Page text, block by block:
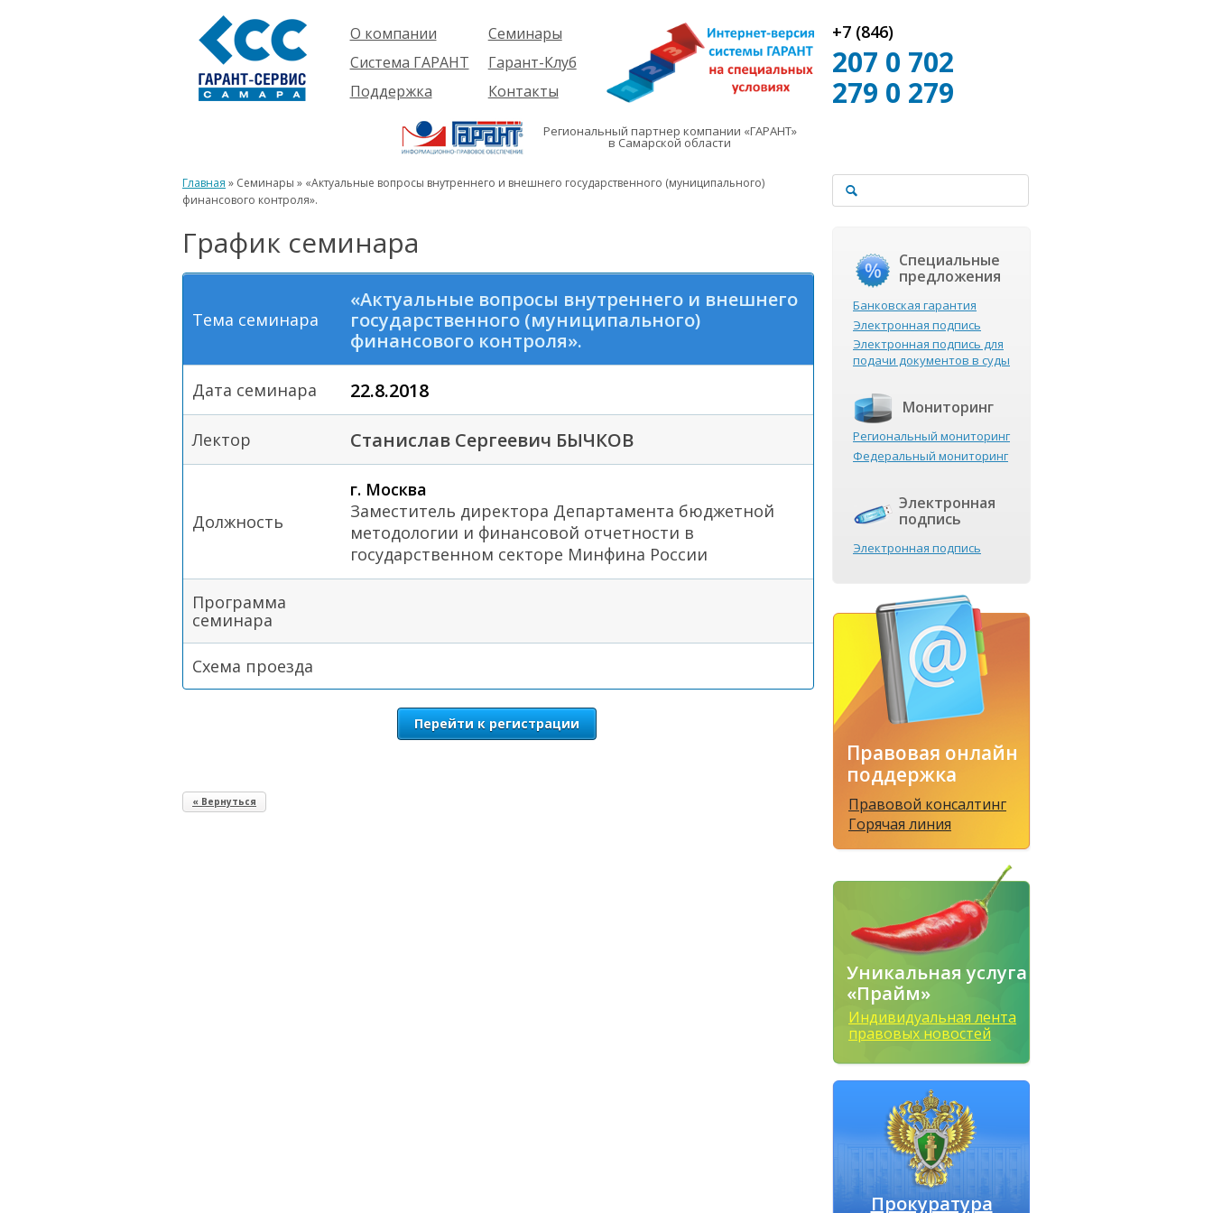
О компании
Компания
Проекты
Партнеры
Вакансии
Реквизиты
Информация
Система ГАРАНТ
О системе
решения
Комплекты
Новинки
Поддержка
Пользователям
Будущим
пользователям
Семинары
Об услуге
Предстоящие
семинары
Гарант-Клуб
Контакты
+7 (846)
207 0 702
279 0 279
Региональный партнер компании «ГАРАНТ»
в Самарской области
Главная » Семинары » «Актуальные вопросы внутреннего и внешнего государственного (муниципального)
финансового контроля».
График семинара
Тема семинара
«Актуальные вопросы внутреннего и внешнего
государственного (муниципального)
финансового контроля».
Дата семинара 22.8.2018
Лектор Станислав Сергеевич БЫЧКОВ
Должность
г. Москва
Заместитель директора Департамента бюджетной
методологии и финансовой отчетности в
государственном секторе Минфина России
Программа
семинара
Схема проезда
Перейти к регистрации
« Вернуться
Специальные
предложения
Банковская гарантия
Электронная подпись
Электронная подпись для
подачи документов в суды
Мониторинг
Региональный мониторинг
Федеральный мониторинг
Электронная
подпись
Электронная подпись
Правовая онлайн
поддержка
Правовой консалтинг
Горячая линия
Уникальная услуга
«Прайм»
Индивидуальная лента
правовых новостей
Прокуратура